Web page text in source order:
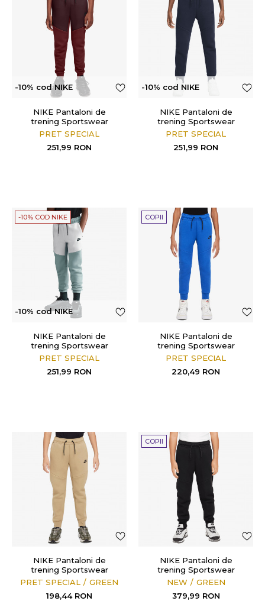
-10% cod NIKE
NIKE Pantaloni de
trening Sportswear
PRET SPECIAL
251,99 RON
-10% cod NIKE
NIKE Pantaloni de
trening Sportswear
PRET SPECIAL
251,99 RON
-10% COD NIKE
-10% cod NIKE
NIKE Pantaloni de
trening Sportswear
PRET SPECIAL
251,99 RON
COPII
NIKE Pantaloni de
trening Sportswear
PRET SPECIAL
220,49 RON
NIKE Pantaloni de
trening Sportswear
PRET SPECIAL
GREEN
198,44 RON
COPII
NIKE Pantaloni de
trening Sportswear
NEW
GREEN
379,99 RON